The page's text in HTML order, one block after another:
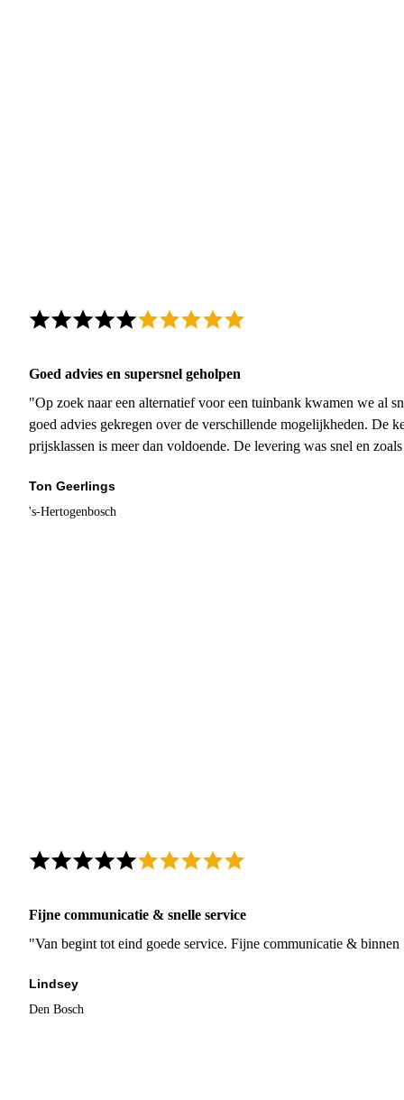
Goed advies en supersnel geholpen
"Op zoek naar een alternatief voor een tuinbank kwamen we al
goed advies gekregen over de verschillende mogelijkheden. De
prijsklassen is meer dan voldoende. De levering was snel en
Ton Geerlings
's-Hertogenbosch
Fijne communicatie & snelle service
"Van begint tot eind goede service. Fijne communicatie &
Lindsey
Den Bosch